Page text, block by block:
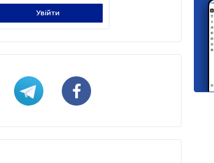
увійти